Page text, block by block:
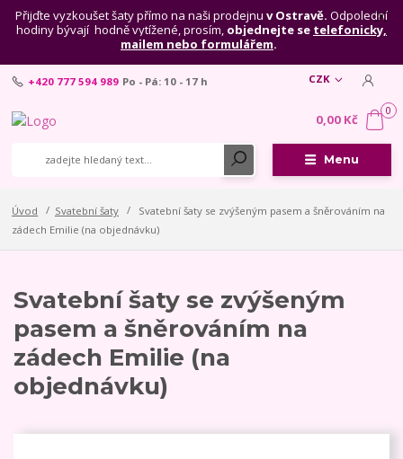
Přijďte vyzkoušet šaty přímo na naši prodejnu v Ostravě. Odpolední
hodiny bývají hodně vytížené, prosím, objednejte se telefonicky,
mailem nebo formulářem.
Menu
CZK
+420 777 594 989 Po - Pá: 10 - 17 h
0
0,00 Kč
Úvod Svatební šaty
Svatební šaty se zvýšeným pasem a šněrováním na
zádech Emilie (na objednávku)
Svatební šaty se zvýšeným
pasem a šněrováním na
zádech Emilie (na
objednávku)